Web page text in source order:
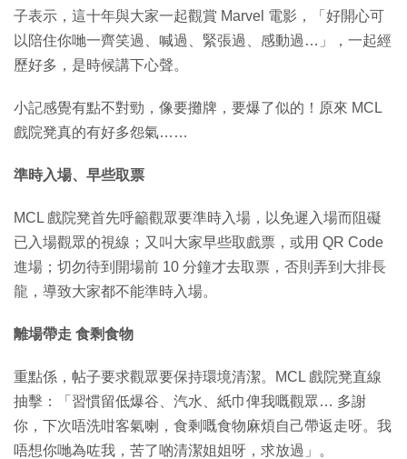
子表示，這十年與大家一起觀賞 Marvel 電影，「好開心可
以陪住你哋一齊笑過、喊過、緊張過、感動過…」，一起經
歷好多，是時候講下心聲。
小記感覺有點不對勁，像要攤牌，要爆了似的！原來 MCL
戲院凳真的有好多怨氣……
準時入場、早些取票
MCL 戲院凳首先呼籲觀眾要準時入場，以免遲入場而阻礙
已入場觀眾的視線；又叫大家早些取戲票，或用 QR Code
進場；切勿待到開場前 10 分鐘才去取票，否則弄到大排長
龍，導致大家都不能準時入場。
離場帶走 食剩食物
重點係，帖子要求觀眾要保持環境清潔。MCL 戲院凳直線
抽擊：「習慣留低爆谷、汽水、紙巾俾我嘅觀眾… 多謝
你，下次唔洗咁客氣喇，食剩嘅食物麻煩自己帶返走呀。我
唔想你哋為咗我，苦了啲清潔姐姐呀，求放過」。